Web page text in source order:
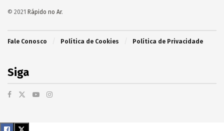
© 2021 Rápido no Ar.
Fale Conosco Política de Cookies Política de Privacidade
Siga